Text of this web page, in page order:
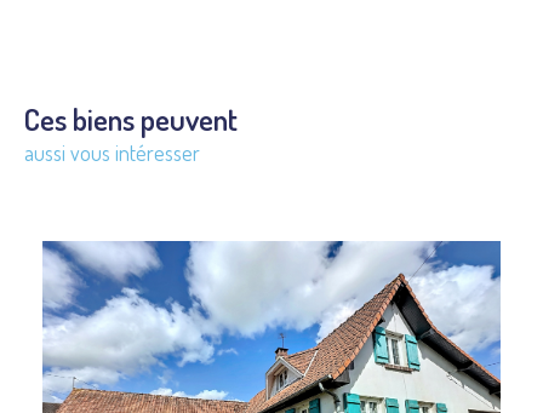
Ces biens peuvent
aussi vous intéresser